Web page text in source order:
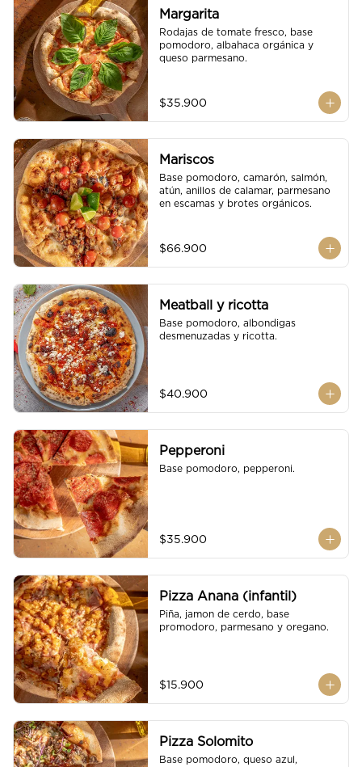
Margarita
Rodajas de tomate fresco, base
pomodoro, albahaca orgánica y
queso parmesano.
$35.900
Mariscos
Base pomodoro, camarón, salmón,
atún, anillos de calamar, parmesano
en escamas y brotes orgánicos.
$66.900
Meatball y ricotta
Base pomodoro, albondigas
desmenuzadas y ricotta.
$40.900
Pepperoni
Base pomodoro, pepperoni.
$35.900
Pizza Anana (infantil)
Piña, jamon de cerdo, base
promodoro, parmesano y oregano.
$15.900
Pizza Solomito
Base pomodoro, queso azul,